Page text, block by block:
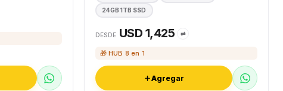
24GB 1TB SSD
DESDE USD 1,425 ⇄
🎁 HUB 8 en 1
Agregar